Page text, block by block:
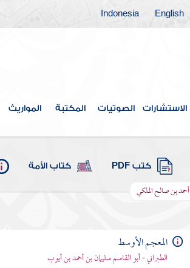
English
Indonesia
الاستشارات الصوتيات المكتبة المواريث
كتب PDF كتاب الأمة
أحمد بن صالح الملكي
المعجم الأوسط
الطبراني - أبو القاسم سليمان بن أحمد بن أيوب